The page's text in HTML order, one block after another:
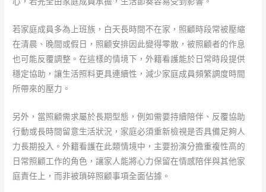
若家庭成員多為上班族，白天長時間不在家，照顧時段常被壓縮
在清晨、晚間或假日，照顧安排因此變得零散，被照顧者的作息
也可能反覆調整。在這樣的情境下，外籍看護能於日常時段提供
穩定協助，讓生活照料更具連續性，減少家庭成員頻繁調度時間
所帶來的壓力。
另外，當照顧需求屬於長期型態，例如需要持續陪伴、反覆協助
行動或長時間留意生活狀況，家庭必須重新檢視是否具備足夠人
力長期投入。外籍看護在此類情境中，主要扮演分擔重複性高的
日常照顧工作的角色，讓家人能將心力保留在情感陪伴與其他家
庭責任上，而非被瑣碎照顧事項全面佔據。